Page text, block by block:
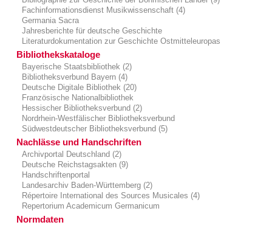
Fachinformationsdienst Musikwissenschaft (4)
Germania Sacra
Jahresberichte für deutsche Geschichte
Literaturdokumentation zur Geschichte Ostmitteleuropas
Bibliothekskataloge
Bayerische Staatsbibliothek (2)
Bibliotheksverbund Bayern (4)
Deutsche Digitale Bibliothek (20)
Französische Nationalbibliothek
Hessischer Bibliotheksverbund (2)
Nordrhein-Westfälischer Bibliotheksverbund
Südwestdeutscher Bibliotheksverbund (5)
Nachlässe und Handschriften
Archivportal Deutschland (2)
Deutsche Reichstagsakten (9)
Handschriftenportal
Landesarchiv Baden-Württemberg (2)
Répertoire International des Sources Musicales (4)
Repertorium Academicum Germanicum
Normdaten